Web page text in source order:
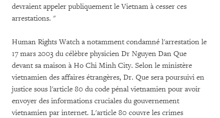
devraient appeler publiquement le Vietnam à cesser ces
arrestations. "
Human Rights Watch a notamment condamné l'arrestation le
17 mars 2003 du célèbre physicien Dr Nguyen Dan Que
devant sa maison à Ho Chi Minh City. Selon le ministère
vietnamien des affaires étrangères, Dr. Que sera poursuivi en
justice sous l'article 80 du code pénal vietnamien pour avoir
envoyer des informations cruciales du gouvernement
vietnamien par internet. L'article 80 couvre les crimes